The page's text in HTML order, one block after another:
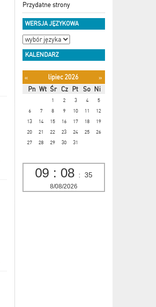
Przydatne strony
WERSJA JĘZYKOWA
KALENDARZ
« lipiec 2026
»
Pn Wt Śr Cz Pt So Ni
1 2 3 4
5
6
7 8 9 10 11
12
13
14 15 16 17 18
19
20
21 22 23 24 25
26
27
28 29 30 31
09 : 08 : 36
8/08/2026